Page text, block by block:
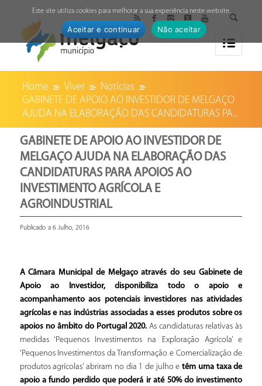
Home Viver
Notícias
GABINETE DE APOIO AO INVESTIDOR DE MELGAÇO
AJUDA NA ELABORAÇÃO DAS CANDIDATURAS PA...
GABINETE DE APOIO AO INVESTIDOR DE
MELGAÇO AJUDA NA ELABORAÇÃO DAS
CANDIDATURAS PARA APOIOS AO
INVESTIMENTO AGRÍCOLA E
AGROINDUSTRIAL
Publicado a 6 Julho, 2016
A Câmara Municipal de Melgaço através do seu Gabinete de
Apoio ao Investidor, disponibiliza todo o apoio e
acompanhamento aos potenciais investidores nas atividades
agrícolas e nas indústrias associadas a esses produtos sobre os
apoios no âmbito do Portugal 2020. As candidaturas relativas às
medidas ‘Pequenos Investimentos na Exploração Agrícola’ e
‘Pequenos Investimentos da Transformação e Comercialização de
produtos agrícolas’ abriram no dia 1 de julho etêm uma taxa de
apoio a fundo perdido que poderá ir até 50% do investimento
Este site utiliza cookies para melhorar a sua experiência neste website.
Aceitar e continuar Não aceitar